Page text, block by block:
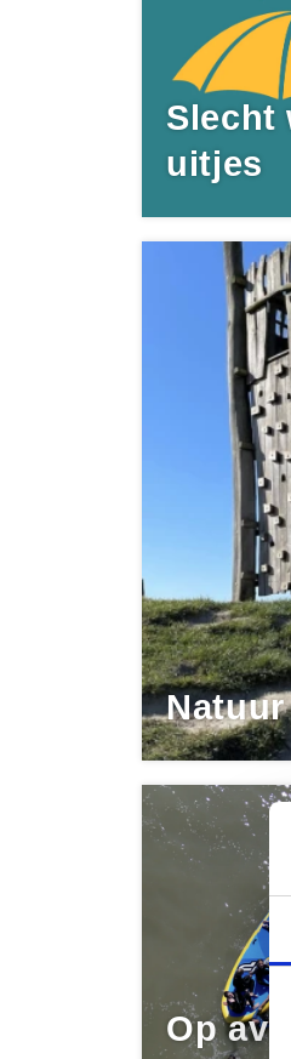
Slecht
uitjes
Natuur
Op